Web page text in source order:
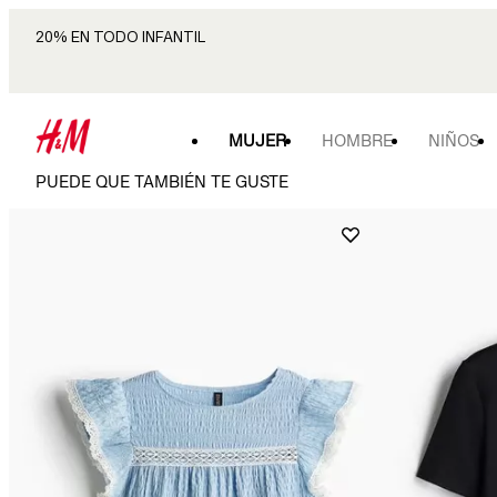
20% EN TODO INFANTIL
MUJER HOMBRE NIÑOS
PUEDE QUE TAMBIÉN TE GUSTE